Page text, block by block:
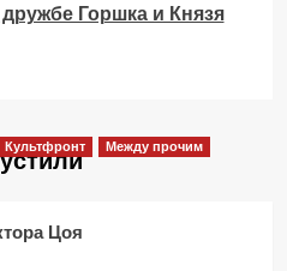
Горшка и Князя
Культфронт
Между прочим
Цоя